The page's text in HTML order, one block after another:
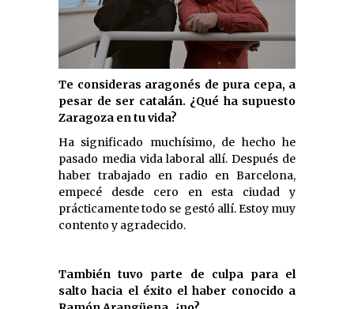
Te consideras aragonés de pura cepa, a
pesar de ser catalán. ¿Qué ha supuesto
Zaragoza en tu vida?
Ha significado muchísimo, de hecho he
pasado media vida laboral allí. Después de
haber trabajado en radio en Barcelona,
empecé desde cero en esta ciudad y
prácticamente todo se gestó allí. Estoy muy
contento y agradecido.
También tuvo parte de culpa para el
salto hacia el éxito el haber conocido a